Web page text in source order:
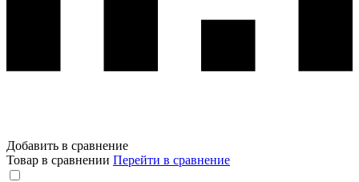
Добавить в сравнение
Товар в сравнении Перейти в сравнение